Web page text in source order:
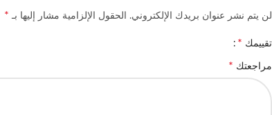
لن يتم نشر عنوان بريدك الإلكتروني. الحقول الإلزامية مشار إليها بـ *
تقييمك *
مراجعتك *